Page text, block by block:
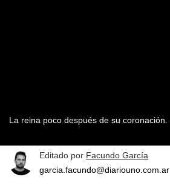
La reina poco después de su coronación.
Editado por Facundo García
garcia.facundo@diariouno.com.ar